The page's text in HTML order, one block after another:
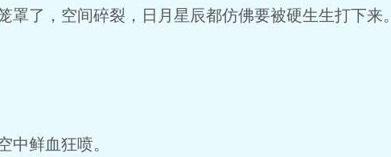
了，空间碎裂，日月星辰都仿佛要被硬生生打下来。
鲜血狂喷。